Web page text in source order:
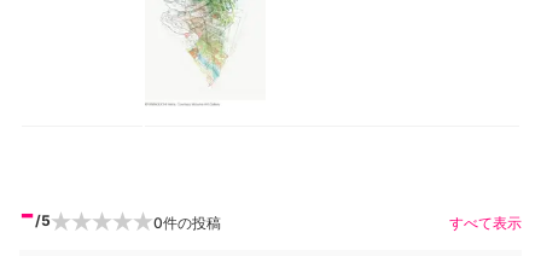
-/5 0件の投稿 すべて表示